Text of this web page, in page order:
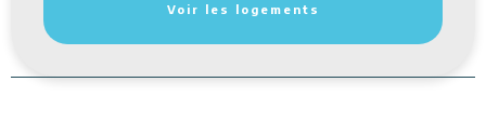
Voir les logements